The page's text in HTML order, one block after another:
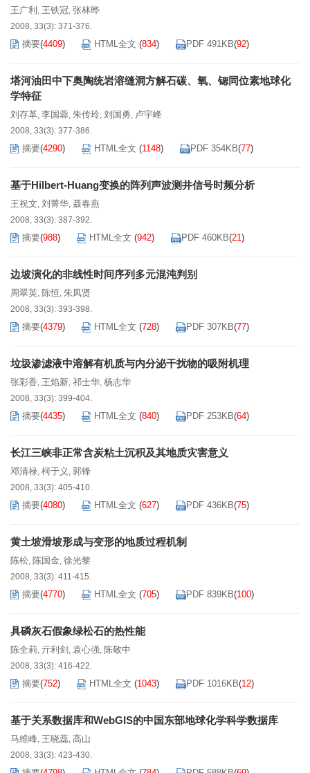
王广利 , 王铁冠, 张林晔
2008, 33(3): 371-376.
摘要(4409) HTML全文 (834) PDF 491KB(92)
塔河油田中下奥陶统岩溶缝洞方解石碳、氧、锶同位素地球化
学特征
刘存革, 李国蓉, 朱传玲, 刘国勇, 卢宇峰
2008, 33(3): 377-386.
摘要(4290) HTML全文 (1148) PDF 354KB(77)
基于Hilbert-Huang变换的阵列声波测井信号时频分析
王祝文, 刘菁华, 聂春燕
2008, 33(3): 387-392.
摘要(988) HTML全文 (942) PDF 460KB(21)
边坡演化的非线性时间序列多元混沌判别
周翠英, 陈恒, 朱凤贤
2008, 33(3): 393-398.
摘要(4379) HTML全文 (728) PDF 307KB(77)
垃圾渗滤液中溶解有机质与内分泌干扰物的吸附机理
张彩香, 王焰新, 祁士华, 杨志华
2008, 33(3): 399-404.
摘要(4435) HTML全文 (840) PDF 253KB(64)
长江三峡非正常含炭粘土沉积及其地质灾害意义
邓清禄, 柯于义 , 郭锋
2008, 33(3): 405-410.
摘要(4080) HTML全文 (627) PDF 436KB(75)
黄土坡滑坡形成与变形的地质过程机制
陈松, 陈国金, 徐光黎
2008, 33(3): 411-415.
摘要(4770) HTML全文 (705) PDF 839KB(100)
具磷灰石假象绿松石的热性能
陈全莉, 亓利剑 , 袁心强, 陈敬中
2008, 33(3): 416-422.
摘要(752) HTML全文 (1043) PDF 1016KB(12)
基于关系数据库和WebGIS的中国东部地球化学科学数据库
马维峰, 王晓蕊, 高山
2008, 33(3): 423-430.